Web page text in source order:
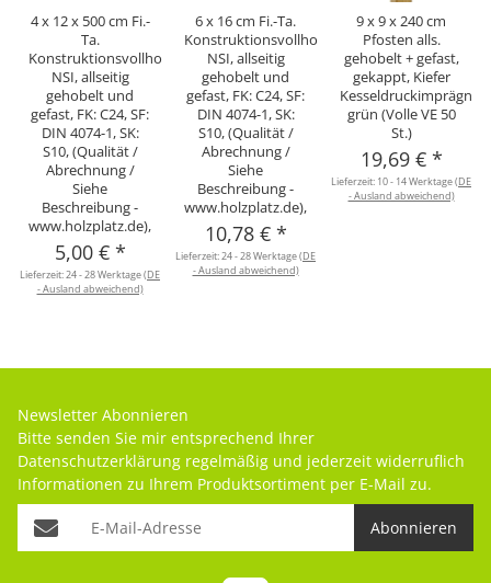
4 x 12 x 500 cm Fi.-
Ta.
Konstruktionsvollholz
NSI, allseitig
gehobelt und
gefast, FK: C24, SF:
DIN 4074-1, SK:
S10, (Qualität /
Abrechnung /
Siehe
Beschreibung -
www.holzplatz.de),
5,00 € *
Lieferzeit:24 - 28 Werktage(DE
- Ausland abweichend)
6 x 16 cm Fi.-Ta.
Konstruktionsvollholz
NSI, allseitig
gehobelt und
gefast, FK: C24, SF:
DIN 4074-1, SK:
S10, (Qualität /
Abrechnung /
Siehe
Beschreibung -
www.holzplatz.de),
10,78 € *
Lieferzeit:24 - 28 Werktage(DE
- Ausland abweichend)
9 x 9 x 240 cm
Pfosten alls.
gehobelt + gefast,
gekappt, Kiefer
grün (Volle VE 50
St.)
19,69 € *
Lieferzeit: 10 - 14 Werktage(DE
- Ausland abweichend)
Newsletter Abonnieren
Bitte senden Sie mir entsprechend Ihrer
Datenschutzerklärung regelmäßig und jederzeit widerruflich
Informationen zu Ihrem Produktsortiment per E-Mail zu.
Abonnieren